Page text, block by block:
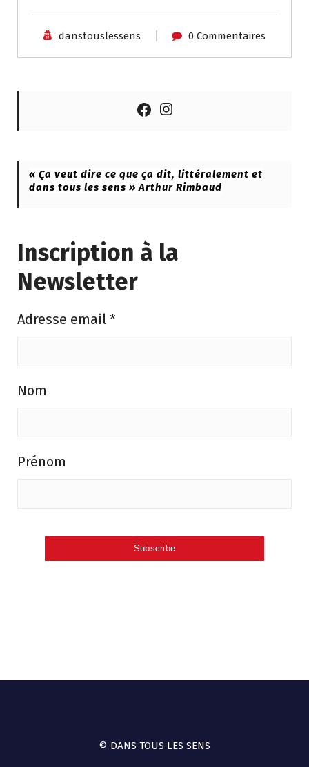
danstouslessens 0 Commentaires
Facebook
« Ça veut dire ce que ça dit, littéralement et
dans tous les sens » Arthur Rimbaud
Inscription à la
Newsletter
Adresse email *
Nom
Prénom
© DANS TOUS LES SENS